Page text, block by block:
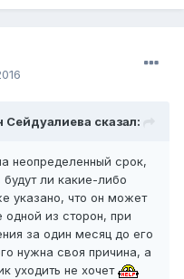
Сейдуалиева сказал:
неопределенный срок,
ли какие-либо
указано, что он может
одной из сторон, при
за один месяц до его
нужна своя причина, а
уходить не хочет